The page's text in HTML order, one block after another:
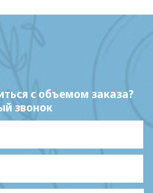
с объемом заказа?
звонок